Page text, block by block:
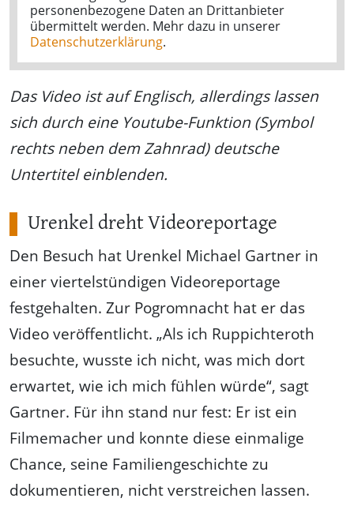
personenbezogene Daten an Drittanbieter
übermittelt werden. Mehr dazu in unserer
Datenschutzerklärung.
Das Video ist auf Englisch, allerdings lassen
sich durch eine Youtube-Funktion (Symbol
rechts neben dem Zahnrad) deutsche
Untertitel einblenden.
Urenkel dreht Videoreportage
Den Besuch hat Urenkel Michael Gartner in
einer viertelstündigen Videoreportage
festgehalten. Zur Pogromnacht hat er das
Video veröffentlicht. „Als ich Ruppichteroth
besuchte, wusste ich nicht, was mich dort
erwartet, wie ich mich fühlen würde“, sagt
Gartner. Für ihn stand nur fest: Er ist ein
Filmemacher und konnte diese einmalige
Chance, seine Familiengeschichte zu
dokumentieren, nicht verstreichen lassen.